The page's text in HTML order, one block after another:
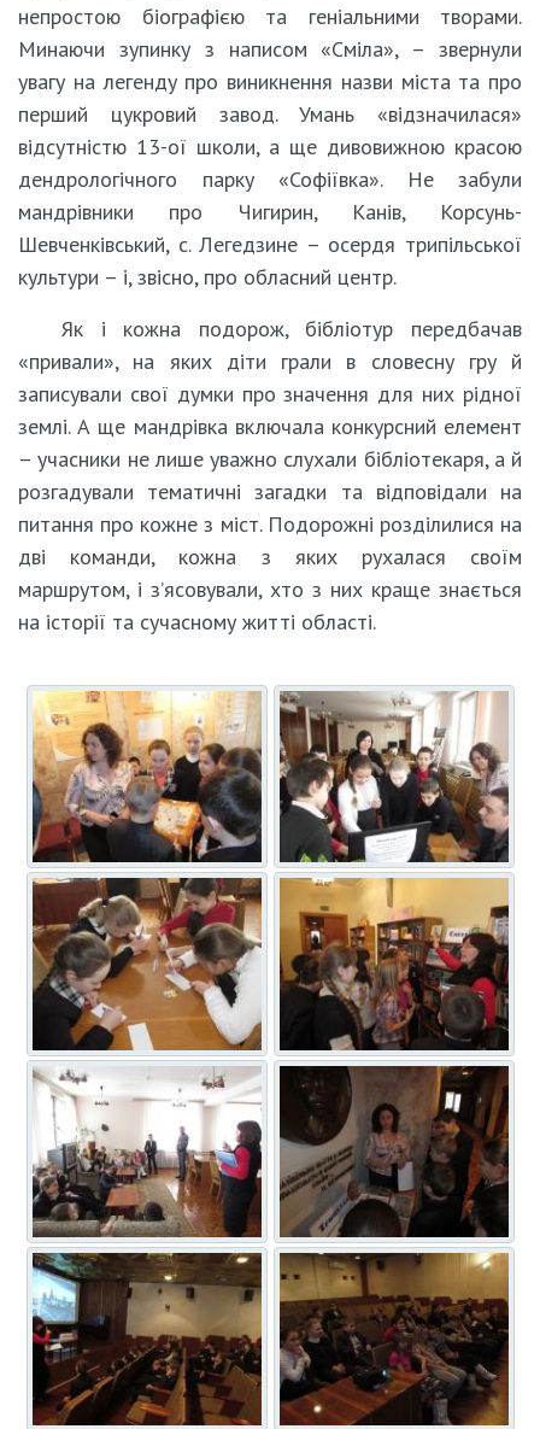
непростою біографією та геніальними творами.
Минаючи зупинку з написом «Сміла», – звернули
увагу на легенду про виникнення назви міста та про
перший цукровий завод. Умань «відзначилася»
відсутністю 13-ої школи, а ще дивовижною красою
дендрологічного парку «Софіївка». Не забули
мандрівники про Чигирин, Канів, Корсунь-
Шевченківський, с. Легедзине – осердя трипільської
культури – і, звісно, про обласний центр.
Як і кожна подорож, бібліотур передбачав
«привали», на яких діти грали в словесну гру й
записували свої думки про значення для них рідної
землі. А ще мандрівка включала конкурсний елемент
– учасники не лише уважно слухали бібліотекаря, а й
розгадували тематичні загадки та відповідали на
питання про кожне з міст. Подорожні розділилися на
дві команди, кожна з яких рухалася своїм
маршрутом, і з’ясовували, хто з них краще знається
на історії та сучасному житті області.